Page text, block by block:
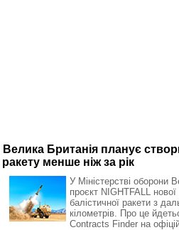
Велика Британія планує
ракету менше ніж за рік
У Міністерстві оборони
проєкт NIGHTFALL нової
балістичної ракети з
кілометрів. Про це
Contracts Finder на